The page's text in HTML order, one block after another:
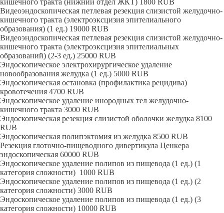
Видеоэндоскопическая петлевая резекция слизистой желудочно-
кишечного тракта (электроэксцизия эпителиального
образования) (1 ед.) 19000 RUB
Видеоэндоскопическая петлевая резекция слизистой желудочно-
кишечного тракта (электроэксцизия эпителиальных
образований) (2-3 ед.) 25000 RUB
Эндоскопическое электрохирургическое удаление
новообразования желудка (1 ед.) 5000 RUB
Эндоскопическая остановка (профилактика рецидива)
кровотечения 4700 RUB
Эндоскопическое удаление инородных тел желудочно-
кишечного тракта 3000 RUB
Эндоскопическая резекция слизистой оболочки желудка 8100
RUB
Эндоскопическая полипэктомия из желудка 8500 RUB
Резекция глоточно-пищеводного дивертикула Ценкера
эндоскопическая 60000 RUB
Эндоскопическое удаление полипов из пищевода (1 ед.) (1
категория сложности) 1000 RUB
Эндоскопическое удаление полипов из пищевода (1 ед.) (2
категория сложности) 3000 RUB
Эндоскопическое удаление полипов из пищевода (1 ед.) (3
категория сложности) 10000 RUB